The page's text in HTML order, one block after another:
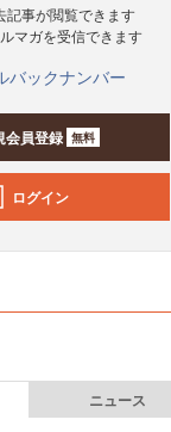
記事が閲覧できます
マガを受信できます
バックナンバー
会員登録 無料
ログイン
ニュース